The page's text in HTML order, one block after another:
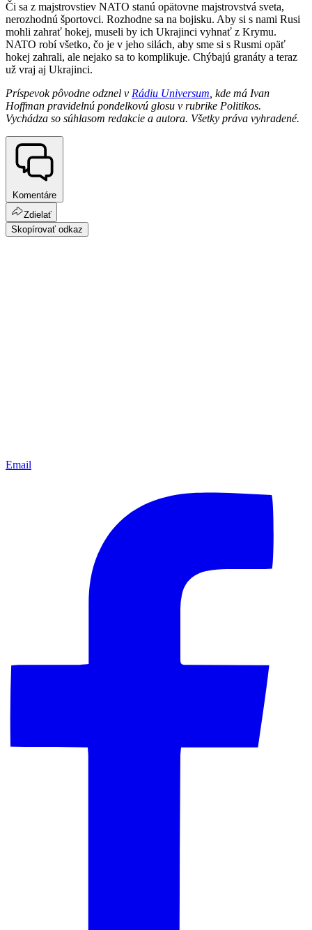
Či sa z majstrovstiev NATO stanú opätovne majstrovstvá sveta,
nerozhodnú športovci. Rozhodne sa na bojisku. Aby si s nami Rusi
mohli zahrať hokej, museli by ich Ukrajinci vyhnať z Krymu.
NATO robí všetko, čo je v jeho silách, aby sme si s Rusmi opäť
hokej zahrali, ale nejako sa to komplikuje. Chýbajú granáty a teraz
už vraj aj Ukrajinci.
Príspevok pôvodne odznel v Rádiu Universum , kde má Ivan
Hoffman pravidelnú pondelkovú glosu v rubrike Politikos.
Vychádza so súhlasom redakcie a autora. Všetky práva vyhradené.
Komentáre
Zdielať
Skopírovať odkaz
Email